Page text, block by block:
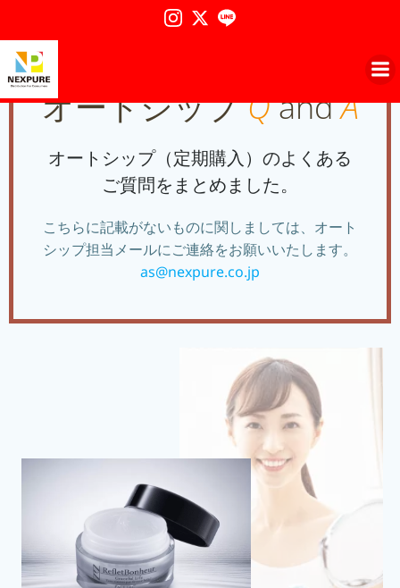
コ
ン
キ
ッ
オートシップQandA
オートシップ（定期購入）のよくある
ご質問をまとめました。
こちらに記載がないものに関しましては、オート
シップ担当メールにご連絡をお願いいたします。
as@nexpure.co.jp